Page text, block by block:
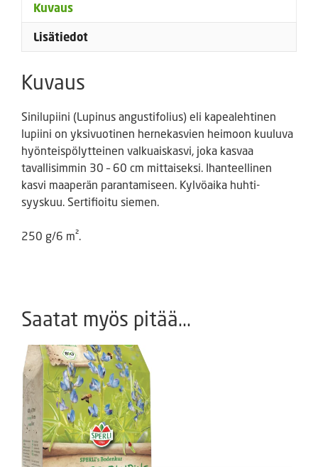
Kuvaus
Lisätiedot
Kuvaus
Sinilupiini (Lupinus angustifolius) eli kapealehtinen
lupiini on yksivuotinen hernekasvien heimoon kuuluva
hyönteispölytteinen valkuaiskasvi, joka kasvaa
tavallisimmin 30 – 60 cm mittaiseksi. Ihanteellinen
kasvi maaperän parantamiseen. Kylvöaika huhti-
syyskuu. Sertifioitu siemen.
250 g/6 m².
Saatat myös pitää...